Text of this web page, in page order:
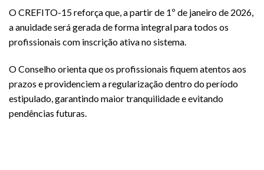
O CREFITO-15 reforça que, a partir de 1º de janeiro de 2026,
a anuidade será gerada de forma integral para todos os
profissionais com inscrição ativa no sistema.
O Conselho orienta que os profissionais fiquem atentos aos
prazos e providenciem a regularização dentro do período
estipulado, garantindo maior tranquilidade e evitando
pendências futuras.